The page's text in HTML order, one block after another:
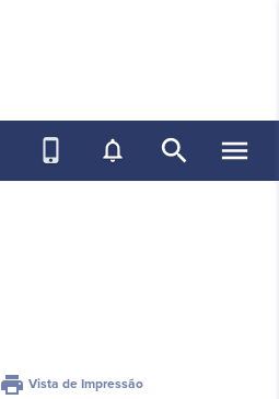
phone_iphone notifications_none search menu
print Vista de Impressão